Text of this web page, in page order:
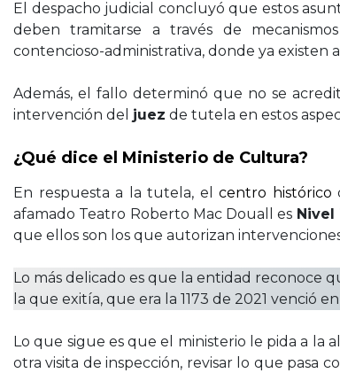
El despacho judicial concluyó que estos
deben tramitarse a través de
contencioso-administrativa, donde ya existen
Además, el fallo determinó que no se
intervención del juez de tutela en estos
¿Qué dice el Ministerio de Cultura?
En respuesta a la tutela, elcentro histórico
afamado Teatro Roberto Mac Douall es Nivel
que ellos son los que autorizan
Lo más delicado es que la entidad reconoce
la que exitía, que era la 1173 de 2021 venció
Lo que sigue es que el ministerio le pida a la
otra visita de inspección, revisar lo que pasa